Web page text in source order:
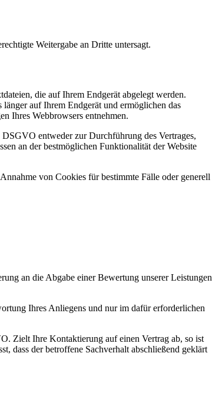
Weitergabe an Dritte untersagt.
die auf Ihrem Endgerät abgelegt werden.
auf Ihrem Endgerät und ermöglichen das
Ihres Webbrowsers entnehmen.
entweder zur Durchführung des Vertrages,
an der bestmöglichen Funktionalität der Website
von Cookies für bestimmte Fälle oder generell
an die Abgabe einer Bewertung unserer Leistungen
Ihres Anliegens und nur im dafür erforderlichen
Zielt Ihre Kontaktierung auf einen Vertrag ab, so ist
dass der betroffene Sachverhalt abschließend geklärt